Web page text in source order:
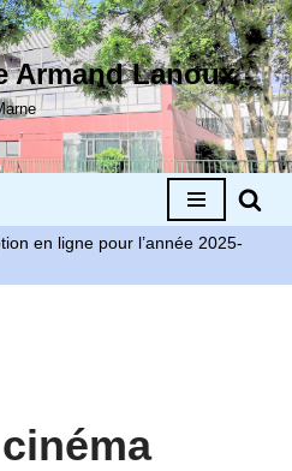
Armand Lanoux
en ligne pour l’année 2025-